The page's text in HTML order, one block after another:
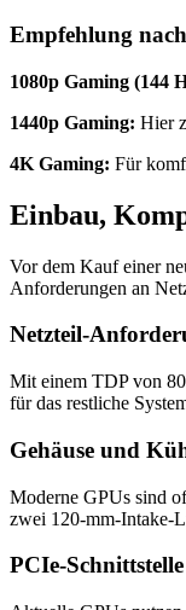
Empfehlung
1080p Gaming (144
1440p Gaming: Hier
4K Gaming: Für
Einbau,
Vor dem Kauf einer
Anforderungen an
Netzteil-
Mit einem TDP von
für das restliche
Gehäuse und
Moderne GPUs sind
zwei 120-mm-Intake-
PCIe-